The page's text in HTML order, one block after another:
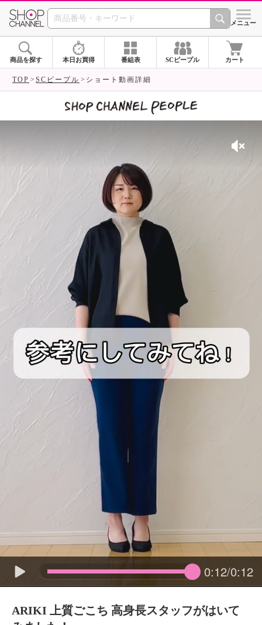
SHOP CHANNEL シメニュー
商品を探す 本日お買得 番組表 SCピープル カート
TOP SCピープル ショート動画詳細
0:12/0:12
ARIKI 上質ごこち 高身長スタッフがはいて